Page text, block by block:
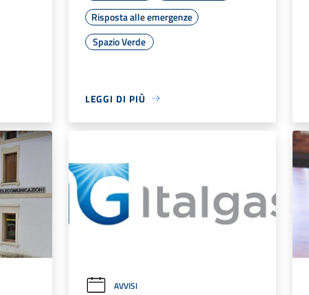
Risposta alle emergenze
Spazio Verde
LEGGI DI PIÙ
AVVISI